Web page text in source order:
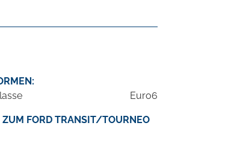
Euro6
ZUM FORD TRANSIT/TOURNEO